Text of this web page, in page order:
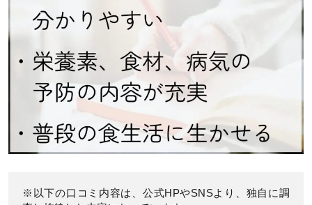
※以下の口コミ内容は、公式HPやSNSより、独自に調